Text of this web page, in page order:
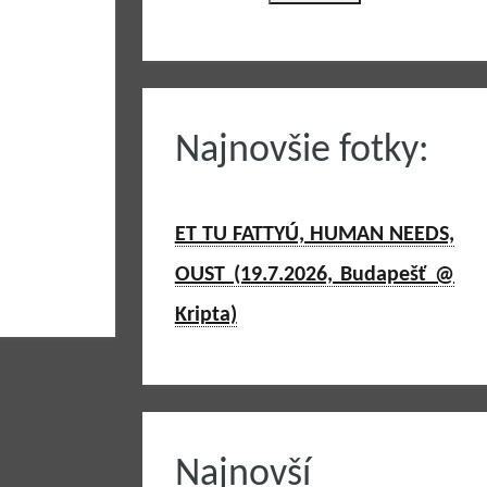
Najnovšie fotky:
ET TU FATTYÚ, HUMAN NEEDS,
OUST (19.7.2026, Budapešť @
Kripta)
Najnovší